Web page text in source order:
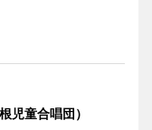
児童合唱団）